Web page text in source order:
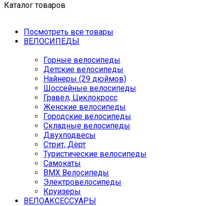
Каталог товаров
Посмотреть все товары
ВЕЛОСИПЕДЫ
Горные велосипеды
Детские велосипеды
Найнеры (29 дюймов)
Шоссейные велосипеды
Гравел, Циклокросс
Женские велосипеды
Городcкие велосипеды
Складные велосипеды
Двухподвесы
Стрит, Дёрт
Туристические велосипеды
Самокаты
BMX Велосипеды
Электровелосипеды
Круизеры
ВЕЛОАКСЕССУАРЫ